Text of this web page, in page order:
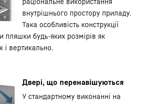
внутрішнього простору приладу.
Така особливість конструкції
пляшки будь-яких розмірів як
і вертикально.
Двері, що перенавішуються
У стандартному виконанні на